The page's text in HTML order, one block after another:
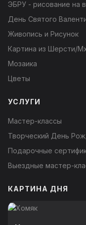
ЭБРУ - рисование на
День Святого
Живопись и Рисунок
Картина из Шерсти/
Мозаика
Цветы
УСЛУГИ
Мастер-классы
Творческий День
Подарочные
Выездные мастер-
КАРТИНА ДНЯ